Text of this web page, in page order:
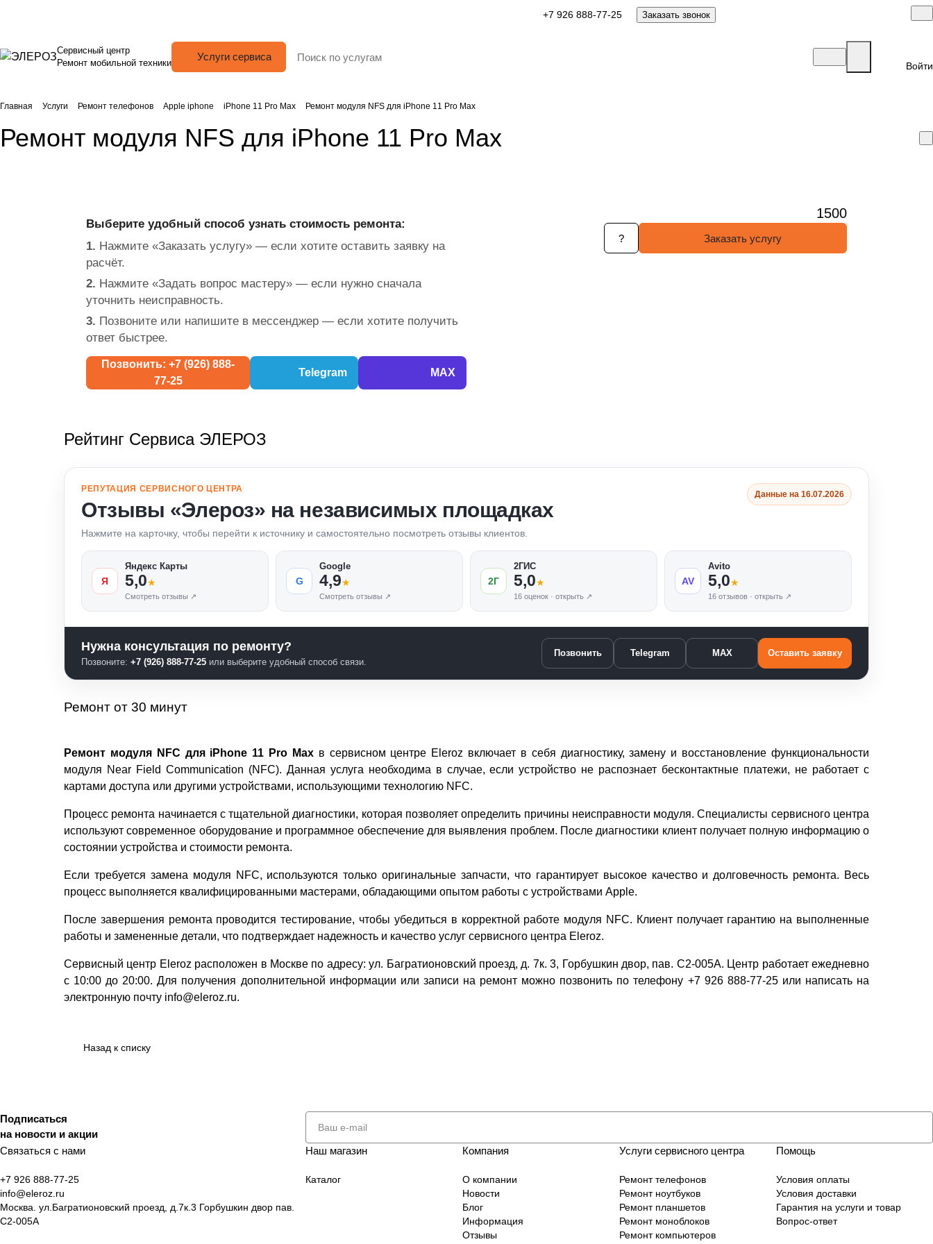
+7 926 888-77-25 Заказать звонок
Сервисный центр
Ремонт мобильной техники
Услуги сервиса
Войти
Главная Услуги Ремонт телефонов Apple iphone iPhone 11 Pro Max Ремонт модуля NFS для iPhone 11 Pro Max
Ремонт модуля NFS для iPhone 11 Pro Max
Выберите удобный способ узнать стоимость ремонта:
1. Нажмите «Заказать услугу» — если хотите оставить заявку на
расчёт.
2. Нажмите «Задать вопрос мастеру» — если нужно сначала
уточнить неисправность.
3. Позвоните или напишите в мессенджер — если хотите получить
ответ быстрее.
Позвонить: +7 (926) 888-
77-25
Telegram MAX
1500
? Заказать услугу
Рейтинг Сервиса ЭЛЕРОЗ
РЕПУТАЦИЯ СЕРВИСНОГО ЦЕНТРА
Отзывы «Элероз» на независимых площадках
Нажмите на карточку, чтобы перейти к источнику и самостоятельно посмотреть отзывы клиентов.
Данные на 16.07.2026
Я
Яндекс Карты
5,0★
Смотреть отзывы ↗
G
Google
4,9★
Смотреть отзывы ↗
2Г
2ГИС
5,0★
16 оценок · открыть ↗
AV
Avito
5,0★
16 отзывов · открыть ↗
Нужна консультация по ремонту?
Позвоните: +7 (926) 888-77-25 или выберите удобный способ связи.
Позвонить Telegram MAX Оставить заявку
Ремонт от 30 минут
Ремонт модуля NFC для iPhone 11 Pro Maxв сервисном центре Eleroz включает в себя диагностику, замену и восстановление функциональности
модуля Near Field Communication (NFC). Данная услуга необходима в случае, если устройство не распознает бесконтактные платежи, не работает с
картами доступа или другими устройствами, использующими технологию NFC.
Процесс ремонта начинается с тщательной диагностики, которая позволяет определить причины неисправности модуля. Специалисты сервисного центра
используют современное оборудование и программное обеспечение для выявления проблем. После диагностики клиент получает полную информацию о
состоянии устройства и стоимости ремонта.
Если требуется замена модуля NFC, используются только оригинальные запчасти, что гарантирует высокое качество и долговечность ремонта. Весь
процесс выполняется квалифицированными мастерами, обладающими опытом работы с устройствами Apple.
После завершения ремонта проводится тестирование, чтобы убедиться в корректной работе модуля NFC. Клиент получает гарантию на выполненные
работы и замененные детали, что подтверждает надежность и качество услуг сервисного центра Eleroz.
Сервисный центр Eleroz расположен в Москве по адресу: ул. Багратионовский проезд, д. 7к. 3, Горбушкин двор, пав. C2-005A. Центр работает ежедневно
с 10:00 до 20:00. Для получения дополнительной информации или записи на ремонт можно позвонить по телефону +7 926 888-77-25 или написать на
электронную почту info@eleroz.ru.
Назад к списку
Подписаться
на новости и акции
Связаться с нами
+7 926 888-77-25
info@eleroz.ru
Москва. ул.Багратионовский проезд, д.7к.3 Горбушкин двор пав.
C2-005A
Наш магазин
Каталог
Компания
О компании
Новости
Блог
Информация
Отзывы
Услуги сервисного центра
Ремонт телефонов
Ремонт ноутбуков
Ремонт планшетов
Ремонт моноблоков
Ремонт компьютеров
Помощь
Условия оплаты
Условия доставки
Гарантия на услуги и товар
Вопрос-ответ